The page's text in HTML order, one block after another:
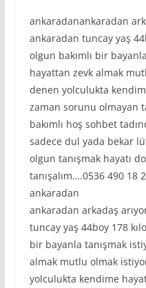
ankaradanankaradan
ankaradan tuncay yaş
olgun bakımlı bir
hayattan zevk almak
denen yolculukta
zaman sorunu olmayan
bakımlı hoş sohbet
sadece dul yada bekar
olgun tanışmak hayatı
tanışalım….0536 490 18
ankaradan
ankaradan arkadaş
tuncay yaş 44boy 178
bir bayanla tanışmak
almak mutlu olmak
yolculukta kendime